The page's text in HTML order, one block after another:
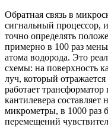
Обратная связь в
сигнальный
точно определять
примерно в 100 раз
атома водорода. Это
схемы: на поверхность
луч, который
работает
кантилевера
микрометры, в 1000 раз
перемещений